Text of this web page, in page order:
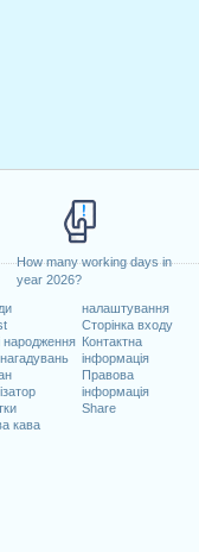
How many working days in
year 2026?
народження
кава
налаштування
Сторінка входу
Контактна
інформація
Правова
інформація
Share